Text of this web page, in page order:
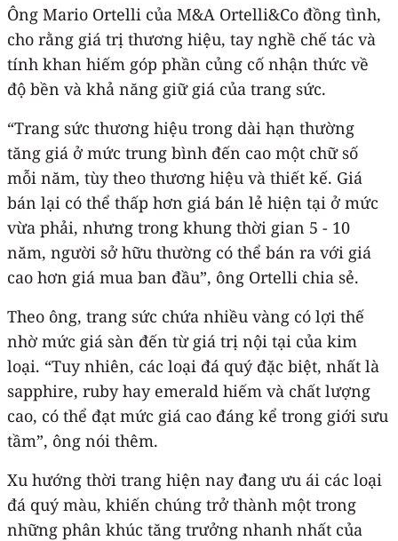
Ông Mario Ortelli của M&A Ortelli&Co đồng tình,
cho rằng giá trị thương hiệu, tay nghề chế tác và
tính khan hiếm góp phần củng cố nhận thức về
độ bền và khả năng giữ giá của trang sức.
“Trang sức thương hiệu trong dài hạn thường
tăng giá ở mức trung bình đến cao một chữ số
mỗi năm, tùy theo thương hiệu và thiết kế. Giá
bán lại có thể thấp hơn giá bán lẻ hiện tại ở mức
vừa phải, nhưng trong khung thời gian 5 - 10
năm, người sở hữu thường có thể bán ra với giá
cao hơn giá mua ban đầu”, ông Ortelli chia sẻ.
Theo ông, trang sức chứa nhiều vàng có lợi thế
nhờ mức giá sàn đến từ giá trị nội tại của kim
loại. “Tuy nhiên, các loại đá quý đặc biệt, nhất là
sapphire, ruby hay emerald hiếm và chất lượng
cao, có thể đạt mức giá cao đáng kể trong giới sưu
tầm”, ông nói thêm.
Xu hướng thời trang hiện nay đang ưu ái các loại
đá quý màu, khiến chúng trở thành một trong
những phân khúc tăng trưởng nhanh nhất của